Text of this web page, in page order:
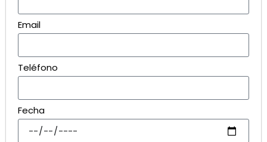
Email
Teléfono
Fecha